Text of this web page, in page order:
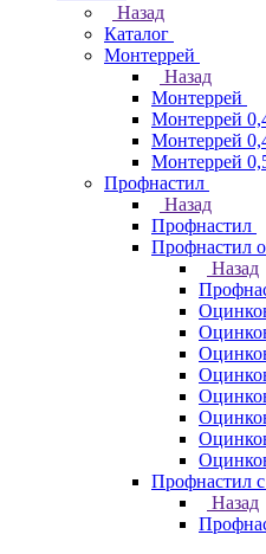
Назад
Каталог
Монтеррей
Назад
Монтеррей
Монтеррей
Монтеррей
Монтеррей
Профнастил
Назад
Профнастил
Профнастил
Назад
Профнастил
Назад